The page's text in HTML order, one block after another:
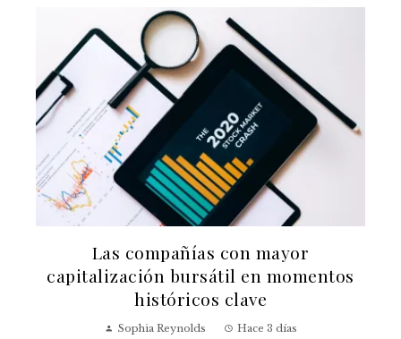
Las compañías con mayor
capitalización bursátil en momentos
históricos clave
Sophia Reynolds Hace 3 días